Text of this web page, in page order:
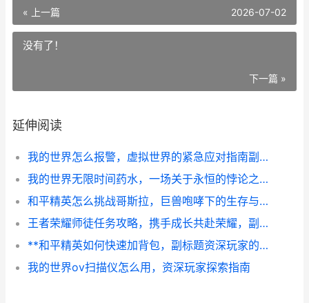
« 上一篇 2026-07-02
没有了！
下一篇 »
延伸阅读
我的世界怎么报警，虚拟世界的紧急应对指南副标题
我的世界无限时间药水，一场关于永恒的悖论之旅，副标题，当沙盒游戏触碰时间本质
和平精英怎么挑战哥斯拉，巨兽咆哮下的生存与征服之道副标题
王者荣耀师徒任务攻略，携手成长共赴荣耀，副标题，新手导师双赢指南
**和平精英如何快速加背包，副标题资深玩家的物资扩容法则**
我的世界ov扫描仪怎么用，资深玩家探索指南